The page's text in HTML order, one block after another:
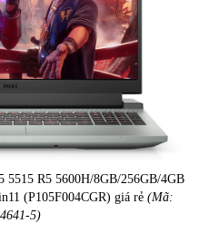
R5 5600H/8GB/256GB/4GB
(P105F004CGR) giá rẻ (Mã:
5)